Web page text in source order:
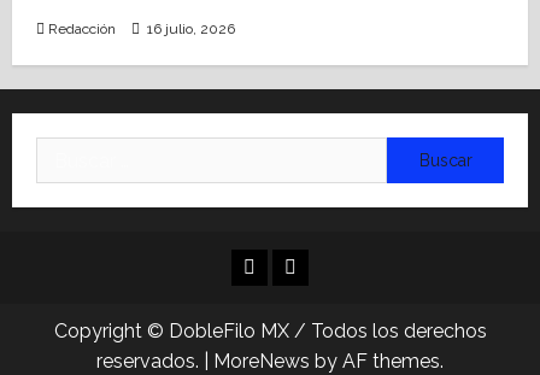
Redacción 16 julio, 2026
FacebookLinkedin
Copyright © DobleFilo MX / Todos los derechos
reservados.
MoreNews by AF themes.